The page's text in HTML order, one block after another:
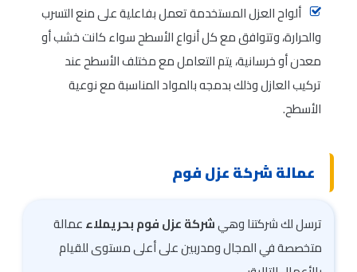
ألواح العزل المستخدمة تعمل بفاعلية على منع التسرب
والحرارة، وتتوافق مع كل أنواع الأسطح سواء كانت خشب أو
معدن أو خرسانية، يتم التعامل مع مختلف الأسطح عند
تركيب العازل وذلك بدمجه بالمواد المناسبة مع نوعية
الأسطح.
عمالة شركة عزل فوم
ترسل لك شركتنا وهيشركة عزل فوم بحريملاءعمالة
متخصصة في المجال ومدربين على أعلى مستوى للقيام